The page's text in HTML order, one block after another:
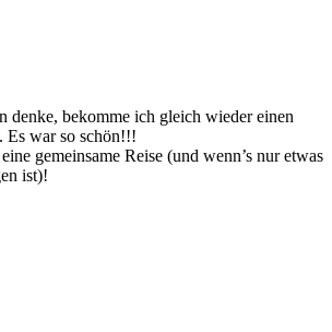
denke, bekomme ich gleich wieder einen
war so schön!!!
gemeinsame Reise (und wenn’s nur etwas
ist)!